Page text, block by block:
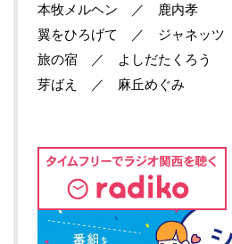
本牧メルヘン ／ 鹿内孝
翼をひろげて ／ ジャネッツ
旅の宿 ／ よしだたくろう
芽ばえ ／ 麻丘めぐみ